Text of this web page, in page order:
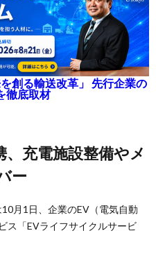
創る輸送改革」 先行企業の
徹底取材
ー
月1日、企業のEV（電気自動
ス「EVライフサイクルサービ